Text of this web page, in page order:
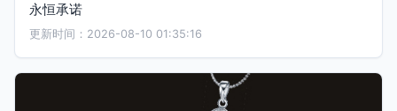
永恒承诺
更新时间：2026-08-10 01:35:16